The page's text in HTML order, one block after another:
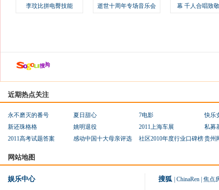
李玟比拼电臀技能
逝世十周年专场音乐会
幕 千人合唱致
近期热点关注
永不磨灭的番号 夏日甜心 7电影
快乐
新还珠格格
姚明退役 2011上海车展
私募
2011高考试题答案
感动中国十大母亲评选 社区2010年度行业口碑榜贵州
网站地图
娱乐中心 搜狐 ChinaRen 焦点